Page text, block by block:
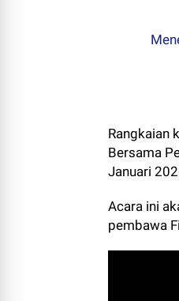
Rangkaian
Bersama
Januari
Acara ini
pembawa